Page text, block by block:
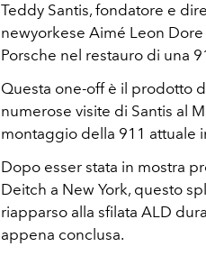
Teddy Santis, fondatore e
newyorkese Aimé Leon
Porsche nel restauro di una
Questa one-off è il prodotto
numerose visite di Santis al
montaggio della 911 attuale
Dopo esser stata in mostra
Deitch a New York, questo
riapparso alla sfilata ALD
appena conclusa.